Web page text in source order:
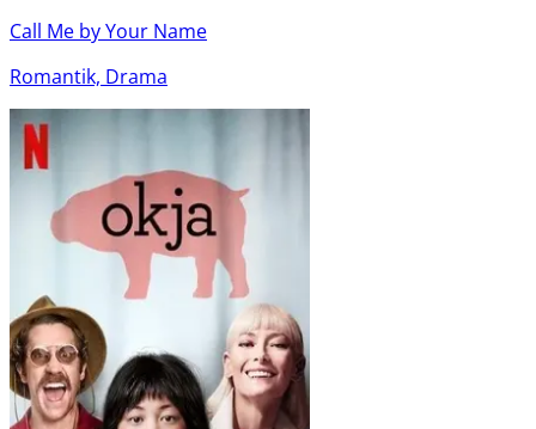
Call Me by Your Name
Romantik, Drama